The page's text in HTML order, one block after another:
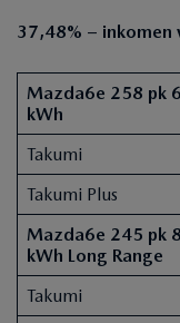
37,48% –
Mazda6e 258 pk
kWh
Takumi
Takumi Plus
Mazda6e 245 pk
kWh Long Range
Takumi